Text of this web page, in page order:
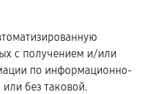
с получением и/или
по информационно-
без таковой.